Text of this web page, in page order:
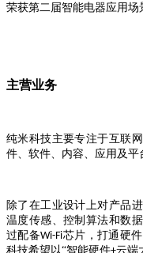
荣获第二届智能电器应用场
主营业务
纯米科技主要专注于互联
件、软件、内容、应用及平
除了在工业设计上对产品
温度传感、控制算法和数
过配备Wi-Fi芯片，打通硬
科技希望以“智能硬件 云端